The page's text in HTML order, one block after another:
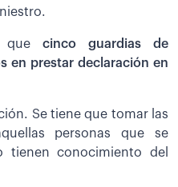
que cinco guardias de
en prestar declaración en
Se tiene que tomar las
personas que se
conocimiento del